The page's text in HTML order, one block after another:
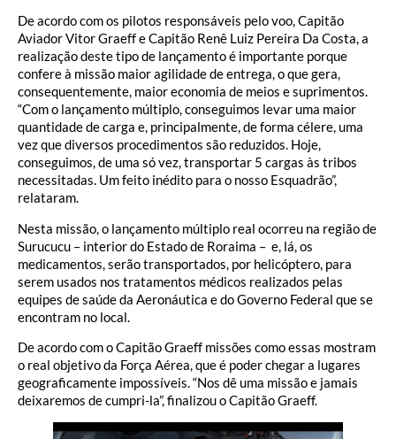
De acordo com os pilotos responsáveis pelo voo, Capitão
Aviador Vitor Graeff e Capitão Renê Luiz Pereira Da Costa, a
realização deste tipo de lançamento é importante porque
confere à missão maior agilidade de entrega, o que gera,
consequentemente, maior economia de meios e suprimentos.
“Com o lançamento múltiplo, conseguimos levar uma maior
quantidade de carga e, principalmente, de forma célere, uma
vez que diversos procedimentos são reduzidos. Hoje,
conseguimos, de uma só vez, transportar 5 cargas às tribos
necessitadas. Um feito inédito para o nosso Esquadrão”,
relataram.
Nesta missão, o lançamento múltiplo real ocorreu na região de
Surucucu – interior do Estado de Roraima – e, lá, os
medicamentos, serão transportados, por helicóptero, para
serem usados nos tratamentos médicos realizados pelas
equipes de saúde da Aeronáutica e do Governo Federal que se
encontram no local.
De acordo com o Capitão Graeff missões como essas mostram
o real objetivo da Força Aérea, que é poder chegar a lugares
geograficamente impossíveis. “Nos dê uma missão e jamais
deixaremos de cumpri-la”, finalizou o Capitão Graeff.